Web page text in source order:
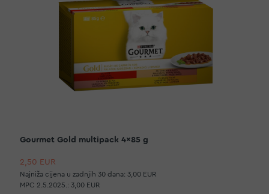
Gourmet Gold multipack 4x85 g
2,50 EUR
Najniža cijena u zadnjih 30 dana: 3,00 EUR
MPC 2.5.2025.: 3,00 EUR